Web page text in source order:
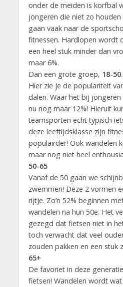
onder de meiden is korfbal
jongeren die niet zo
gaan vaak naar de
fitnessen. Hardlopen wordt
een heel stuk minder dan
maar 6%.
Dan een grote groep, 18-50.
Hier zie je de populariteit
dalen. Waar het bij
nu nog maar 12%! Hieruit
teamsporten echt typisch
deze leeftijdsklasse zijn
populairder! Ook wandelen
maar nog niet heel
50-65
Vanaf de 50 gaan we
zwemmen! Deze 2 vormen
rijtje. Zo’n 52% beginnen
wandelen na hun 50e. Het
gezegd dat fietsen niet in
toch verwacht dat veel
zouden pakken en een stuk
65+
De favoriet in deze
fietsen! Wandelen wordt